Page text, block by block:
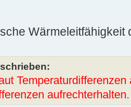
Wärmeleitfähigkeit
aufrechterhalten.